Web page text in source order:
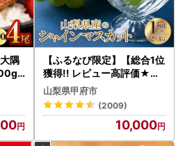
隅
【ふるなび限定】【総合1位
獲得!! レビュー高評価★】
〈2026年度配送分〉山梨
県産 シャインマスカット 2
～3房（1.0kg以上）シャイ
ン フルーツ FN-Limited-S
P
山梨県甲府市
(2009)
10,000